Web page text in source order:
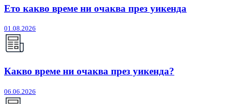
Ето какво време ни очаква през уикенда
01.08.2026
Какво време ни очаква през уикенда?
06.06.2026